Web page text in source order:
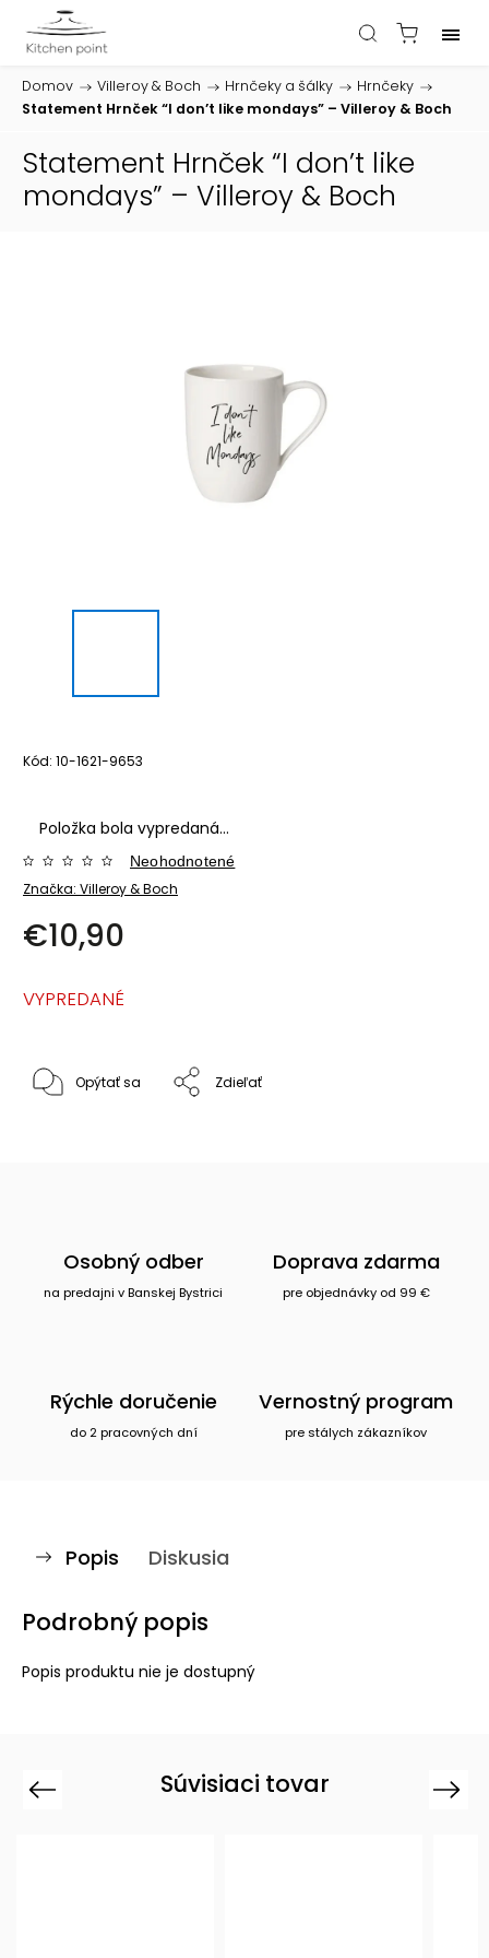
Domov / Villeroy & Boch / Hrnčeky a šálky / Hrnčeky /
Statement Hrnček “I don’t like mondays” – Villeroy & Boch
Statement Hrnček “I don’t like
mondays” – Villeroy & Boch
Kód: 10-1621-9653
Položka bola vypredaná…
Značka: Villeroy & Boch
Neohodnotené
€10,90
VYPREDANÉ
Opýtať sa Zdieľať
Osobný odber
na predajni v Banskej Bystrici
Doprava zdarma
pre objednávky od 99 €
Rýchle doručenie
do 2 pracovných dní
Vernostný program
pre stálych zákazníkov
Popis Diskusia
Podrobný popis
Popis produktu nie je dostupný
Súvisiaci tovar
Previous Next